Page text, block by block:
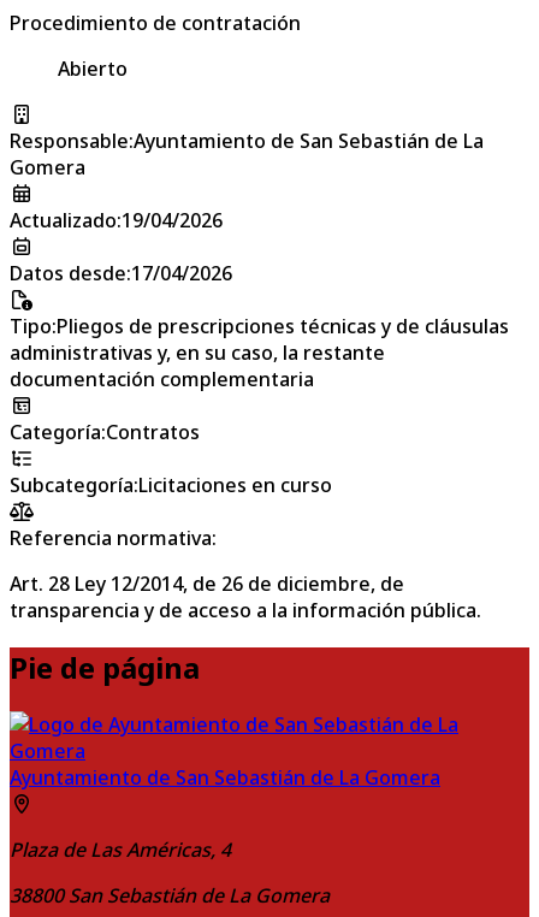
Procedimiento de contratación
Abierto
Responsable:Ayuntamiento de San Sebastián de La
Gomera
Actualizado:19/04/2026
Datos desde:17/04/2026
Tipo:Pliegos de prescripciones técnicas y de cláusulas
administrativas y, en su caso, la restante
documentación complementaria
Categoría:Contratos
Subcategoría:Licitaciones en curso
Referencia normativa:
Art. 28 Ley 12/2014, de 26 de diciembre, de
transparencia y de acceso a la información pública.
Pie de página
Ayuntamiento de San Sebastián de La Gomera
Plaza de Las Américas, 4
38800 San Sebastián de La Gomera